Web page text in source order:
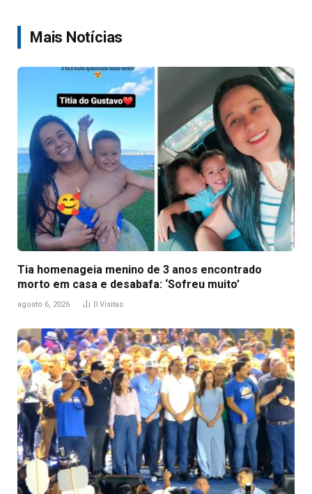
Mais Notícias
Tia homenageia menino de 3 anos encontrado
morto em casa e desabafa: ‘Sofreu muito’
agosto 6, 2026 0 Visitas